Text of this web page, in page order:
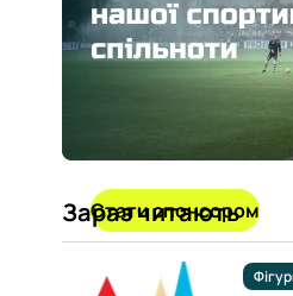
Стати спонсором
Зараз читають